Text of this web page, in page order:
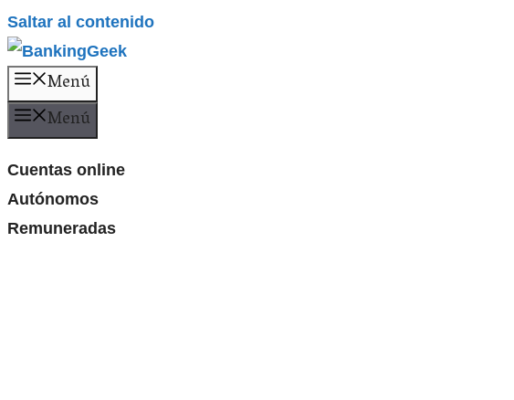
Saltar al contenido
Menú
Menú
Cuentas online
Autónomos
Remuneradas